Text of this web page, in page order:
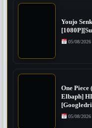
Youjo
05/08/2026
One Piece
Elbaph]
05/08/2026